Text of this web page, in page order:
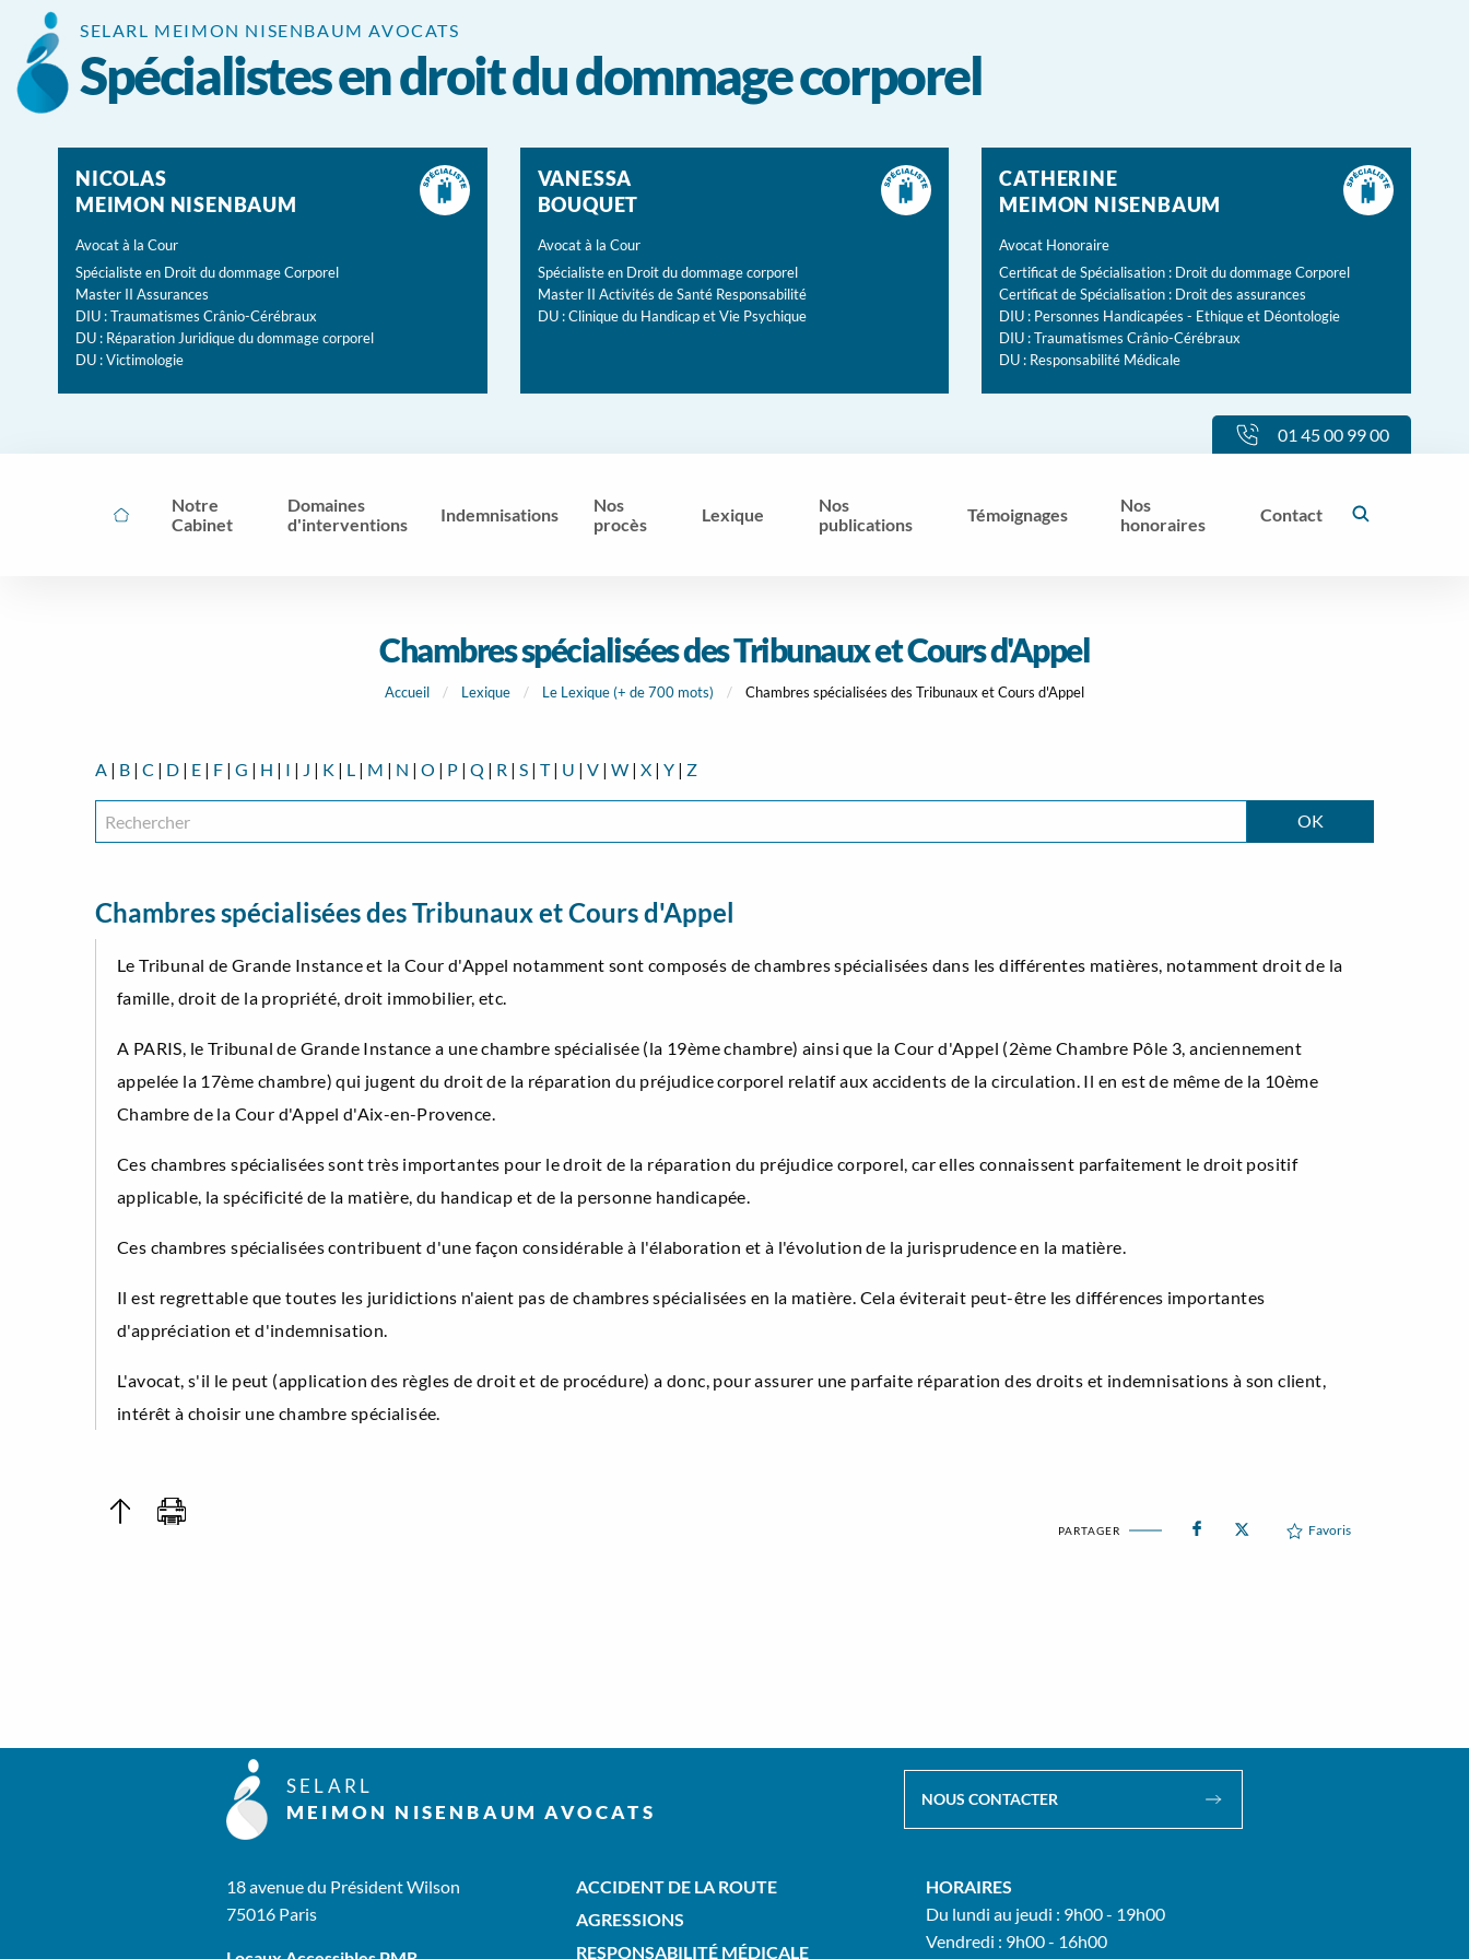
SELARL MEIMON NISENBAUM AVOCATS
Spécialistes en droit du dommage corporel
NICOLAS
MEIMON NISENBAUM
Avocat à la Cour
Spécialiste en Droit du dommage Corporel
Master II Assurances
DIU : Traumatismes Crânio-Cérébraux
DU : Réparation Juridique du dommage corporel
DU : Victimologie
VANESSA
BOUQUET
Avocat à la Cour
Spécialiste en Droit du dommage corporel
Master II Activités de Santé Responsabilité
DU : Clinique du Handicap et Vie Psychique
CATHERINE
MEIMON NISENBAUM
Avocat Honoraire
Certificat de Spécialisation : Droit du dommage Corporel
Certificat de Spécialisation : Droit des assurances
DIU : Personnes Handicapées - Ethique et Déontologie
DIU : Traumatismes Crânio-Cérébraux
DU : Responsabilité Médicale
01 45 00 99 00
Notre
Cabinet
Domaines
d'interventions
Indemnisations
Nos
procès
Lexique
Nos
publications
Témoignages
Nos
honoraires
Contact
Chambres spécialisées des Tribunaux et Cours d'Appel
Accueil Lexique Le Lexique (+ de 700 mots) Chambres spécialisées des Tribunaux et Cours d'Appel
A | B | C | D | E | F | G | H | I | J | K | L | M | N | O | P | Q | R | S | T| U | V | W | X | Y | Z
Chambres spécialisées des Tribunaux et Cours d'Appel
Le Tribunal de Grande Instance et la Cour d'Appel notamment sont composés de chambres spécialisées dans les différentes matières, notamment droit de la
famille, droit de la propriété, droit immobilier, etc.
A PARIS, le Tribunal de Grande Instance a une chambre spécialisée (la 19ème chambre) ainsi que la Cour d'Appel (2ème Chambre Pôle 3, anciennement
appelée la 17ème chambre) qui jugent du droit de la réparation du préjudice corporel relatif aux accidents de la circulation. Il en est de même de la 10ème
Chambre de la Cour d'Appel d'Aix-en-Provence.
Ces chambres spécialisées sont très importantes pour le droit de la réparation du préjudice corporel, car elles connaissent parfaitement le droit positif
applicable, la spécificité de la matière, du handicap et de la personne handicapée.
Ces chambres spécialisées contribuent d'une façon considérable à l'élaboration et à l'évolution de la jurisprudence en la matière.
Il est regrettable que toutes les juridictions n'aient pas de chambres spécialisées en la matière. Cela éviterait peut-être les différences importantes
d'appréciation et d'indemnisation.
L'avocat, s'il le peut (application des règles de droit et de procédure) a donc, pour assurer une parfaite réparation des droits et indemnisations à son client,
intérêt à choisir une chambre spécialisée.
PARTAGER Favoris
SELARL
MEIMON NISENBAUM AVOCATS
NOUS CONTACTER
18 avenue du Président Wilson
75016 Paris
ACCIDENT DE LA ROUTE
AGRESSIONS
RESPONSABILITÉ MÉDICALE
HORAIRES
Du lundi au jeudi : 9h00 - 19h00
Vendredi : 9h00 - 16h00
Panneau de gestion des cookies